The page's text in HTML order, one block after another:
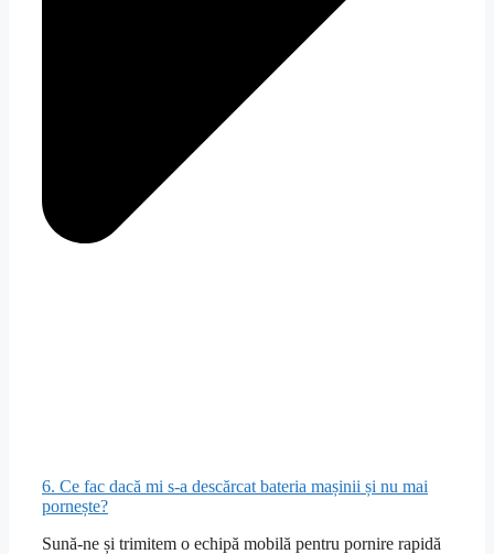
6. Ce fac dacă mi s-a descărcat bateria mașinii și nu mai
pornește?
Sună-ne și trimitem o echipă mobilă pentru pornire rapidă